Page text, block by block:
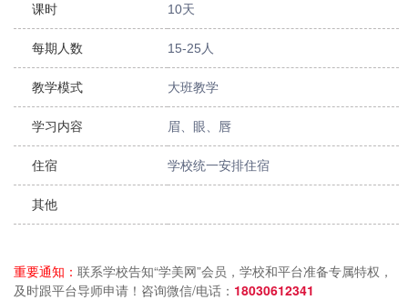
课时 10天
每期人数 15-25人
教学模式 大班教学
学习内容 眉、眼、唇
住宿 学校统一安排住宿
其他
重要通知： 联系学校告知“学美网”会员，学校和平台准备专属特权，
及时跟平台导师申请！咨询微信/电话： 18030612341